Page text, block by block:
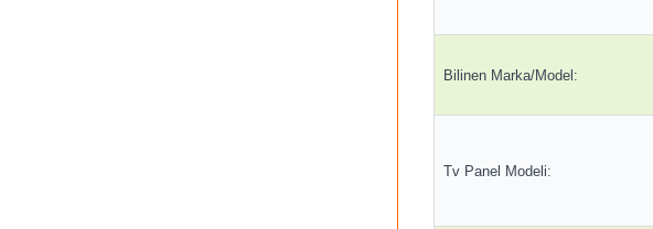
Bilinen Marka/Model:
Tv Panel Modeli: